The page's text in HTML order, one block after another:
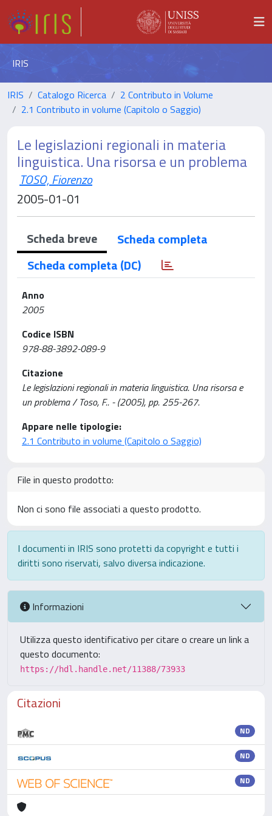
IRIS
IRIS Catalogo Ricerca
2 Contributo in Volume
2.1 Contributo in volume (Capitolo o Saggio)
Le legislazioni regionali in materia
linguistica. Una risorsa e un problema
TOSO, Fiorenzo
2005-01-01
Scheda breve
Scheda completa
Scheda completa (DC)
Anno
2005
Codice ISBN
978-88-3892-089-9
Citazione
Le legislazioni regionali in materia linguistica. Una risorsa e
un problema / Toso, F.. - (2005), pp. 255-267.
Appare nelle tipologie:
2.1 Contributo in volume (Capitolo o Saggio)
File in questo prodotto:
Non ci sono file associati a questo prodotto.
I documenti in IRIS sono protetti da copyright e tutti i
diritti sono riservati, salvo diversa indicazione.
Informazioni
Utilizza questo identificativo per citare o creare un link a
questo documento:
https://hdl.handle.net/11388/73933
Citazioni
ND
ND
ND